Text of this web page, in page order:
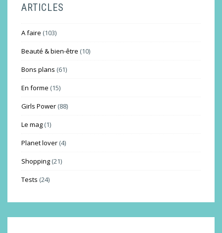
ARTICLES
A faire (103)
Beauté & bien-être (10)
Bons plans (61)
En forme (15)
Girls Power (88)
Le mag (1)
Planet lover (4)
Shopping (21)
Tests (24)